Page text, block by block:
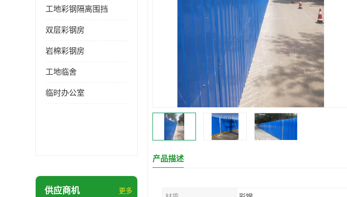
工地彩钢隔离围挡
双层彩钢房
岩棉彩钢房
工地临舍
临时办公室
供应商机 更多
产品描述